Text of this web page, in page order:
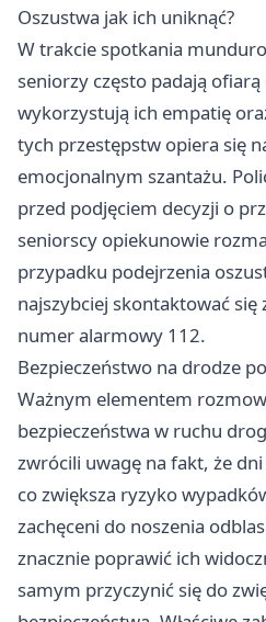
Oszustwa jak ich uniknąć?
W trakcie spotkania
seniorzy często padają
wykorzystują ich empatię
tych przestępstw opiera się
emocjonalnym szantażu.
przed podjęciem decyzji o
seniorscy opiekunowie
przypadku podejrzenia
najszybciej skontaktować się
numer alarmowy 112.
Bezpieczeństwo na drodze
Ważnym elementem
bezpieczeństwa w ruchu
zwrócili uwagę na fakt, że
co zwiększa ryzyko
zachęceni do noszenia
znacznie poprawić ich
samym przyczynić się do